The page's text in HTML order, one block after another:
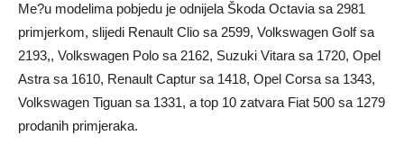
Me?u modelima pobjedu je odnijela Škoda Octavia sa 2981
primjerkom, slijedi Renault Clio sa 2599, Volkswagen Golf sa
2193,, Volkswagen Polo sa 2162, Suzuki Vitara sa 1720, Opel
Astra sa 1610, Renault Captur sa 1418, Opel Corsa sa 1343,
Volkswagen Tiguan sa 1331, a top 10 zatvara Fiat 500 sa 1279
prodanih primjeraka.